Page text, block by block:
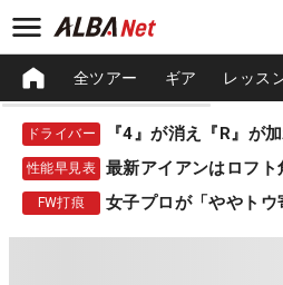
全ツアー ギア レッス
ドライバー
性能早見表 最新アイアンはロフト
FW打痕 女子プロが「ややト